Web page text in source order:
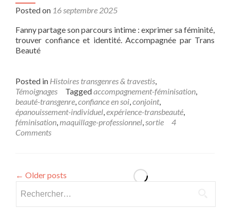
Posted on 16 septembre 2025
Fanny partage son parcours intime : exprimer sa féminité,
trouver confiance et identité. Accompagnée par Trans
Beauté
Posted in Histoires transgenres & travestis,
Témoignages
Taggedaccompagnement-féminisation,
beauté-transgenre,confiance en soi,conjoint,
épanouissement-individuel,expérience-transbeauté,
féminisation,maquillage-professionnel,sortie
4
Comments
← Older posts